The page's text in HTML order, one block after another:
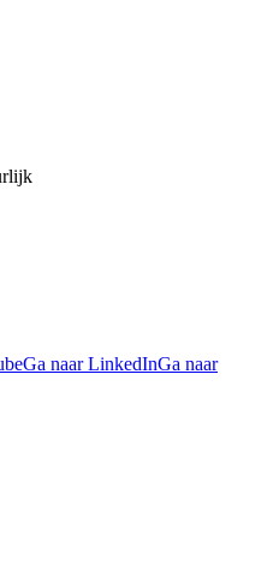
Ga naar LinkedInGa naar